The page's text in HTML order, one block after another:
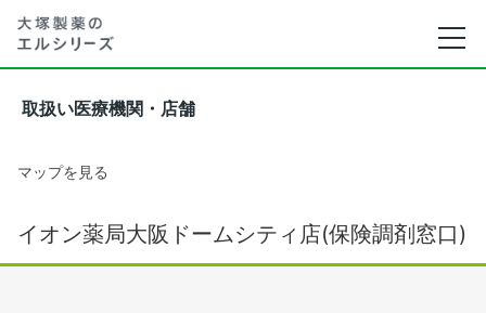
取扱い医療機関・店舗
マップを見る
イオン薬局大阪ドームシティ店(保険調剤窓口)